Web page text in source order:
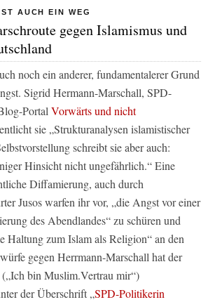
AUCH EIN WEG
gegen Islamismus und
noch ein anderer, fundamentalerer Grund
Sigrid Hermann-Marschall, SPD-
Portal Vorwärts und nicht
sie „Strukturanalysen islamistischer
schreibt sie aber auch:
Hinsicht nicht ungefährlich.“Eine
Diffamierung, auch durch
Jusos warfen ihr vor, „die Angst vor einer
des Abendlandes“zu schüren und
Haltung zum Islam als Religion“an den
gegen Herrmann-Marschall hat der
bin Muslim.Vertrau mir“)
der Überschrift „SPD-Politikerin